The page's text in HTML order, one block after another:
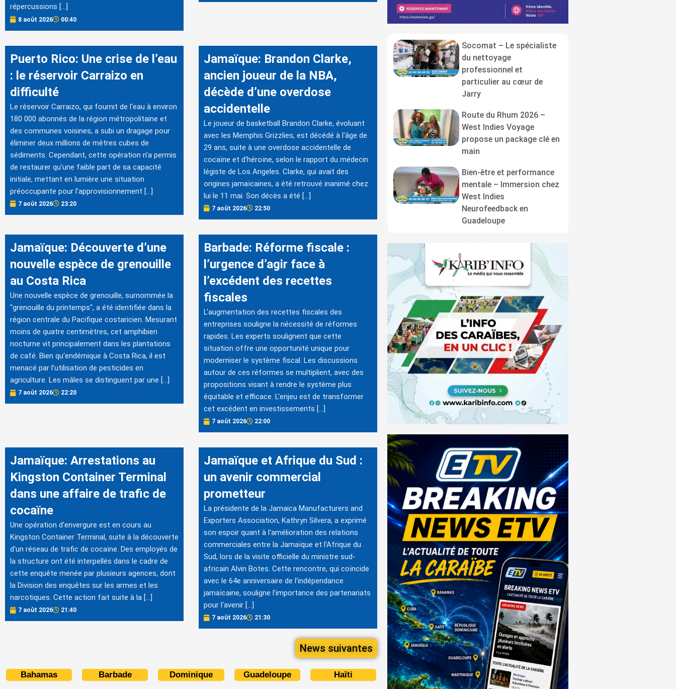
répercussions […]
8 août 2026 00:40
Puerto Rico: Une crise de l’eau
: le réservoir Carraizo en
difficulté
Le réservoir Carraizo, qui fournit de l'eau à environ
180 000 abonnés de la région métropolitaine et
des communes voisines, a subi un dragage pour
éliminer deux millions de mètres cubes de
sédiments. Cependant, cette opération n'a permis
de restaurer qu'une faible part de sa capacité
initiale, mettant en lumière une situation
préoccupante pour l'approvisionnement […]
7 août 2026 23:20
Jamaïque: Brandon Clarke,
ancien joueur de la NBA,
décède d’une overdose
accidentelle
Le joueur de basketball Brandon Clarke, évoluant
avec les Memphis Grizzlies, est décédé à l'âge de
29 ans, suite à une overdose accidentelle de
cocaïne et d'héroïne, selon le rapport du médecin
légiste de Los Angeles. Clarke, qui avait des
origines jamaïcaines, a été retrouvé inanimé chez
lui le 11 mai. Son décès a été […]
7 août 2026 22:50
Jamaïque: Découverte d’une
nouvelle espèce de grenouille
au Costa Rica
Une nouvelle espèce de grenouille, surnommée la
"grenouille du printemps", a été identifiée dans la
région centrale du Pacifique costaricien. Mesurant
moins de quatre centimètres, cet amphibien
nocturne vit principalement dans les plantations
de café. Bien qu'endémique à Costa Rica, il est
menacé par l'utilisation de pesticides en
agriculture. Les mâles se distinguent par une […]
7 août 2026 22:20
Barbade: Réforme fiscale :
l’urgence d’agir face à
l’excédent des recettes
fiscales
L'augmentation des recettes fiscales des
entreprises souligne la nécessité de réformes
rapides. Les experts soulignent que cette
situation offre une opportunité unique pour
moderniser le système fiscal. Les discussions
autour de ces réformes se multiplient, avec des
propositions visant à rendre le système plus
équitable et efficace. L'enjeu est de transformer
cet excédent en investissements […]
7 août 2026 22:00
Jamaïque: Arrestations au
Kingston Container Terminal
dans une affaire de trafic de
cocaïne
Une opération d'envergure est en cours au
Kingston Container Terminal, suite à la découverte
d'un réseau de trafic de cocaïne. Des employés de
la structure ont été interpellés dans le cadre de
cette enquête menée par plusieurs agences, dont
la Division des enquêtes sur les armes et les
narcotiques. Cette action fait suite à la […]
7 août 2026 21:40
Jamaïque et Afrique du Sud :
un avenir commercial
prometteur
La présidente de la Jamaica Manufacturers and
Exporters Association, Kathryn Silvera, a exprimé
son espoir quant à l'amélioration des relations
commerciales entre la Jamaïque et l'Afrique du
Sud, lors de la visite officielle du ministre sud-
africain Alvin Botes. Cette rencontre, qui coïncide
avec le 64e anniversaire de l'indépendance
jamaïcaine, souligne l'importance des partenariats
pour l'avenir […]
7 août 2026 21:30
News suivantes
Bahamas Barbade Dominique Guadeloupe Haïti
Socomat – Le spécialiste
du nettoyage
professionnel et
particulier au cœur de
Jarry
Route du Rhum 2026 –
West Indies Voyage
propose un package clé en
main
Bien-être et performance
mentale – Immersion chez
West Indies
Neurofeedback en
Guadeloupe